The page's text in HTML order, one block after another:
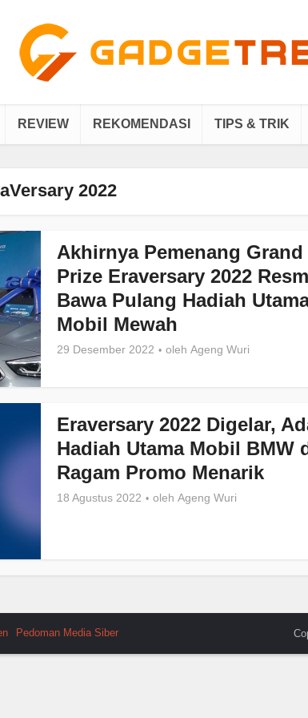
REVIEW REKOMENDASI TIPS & TRIK
2022
Akhirnya Pemenang Grand
Prize Eraversary 2022
Bawa Pulang Hadiah
Mobil Mewah
29 Desember 2022 oleh Ageng Wuri
Eraversary 2022 Digelar,
Hadiah Utama Mobil BMW
Ragam Promo Menarik
18 Agustus 2022 oleh Ageng Wuri
Pedoman Media Siber